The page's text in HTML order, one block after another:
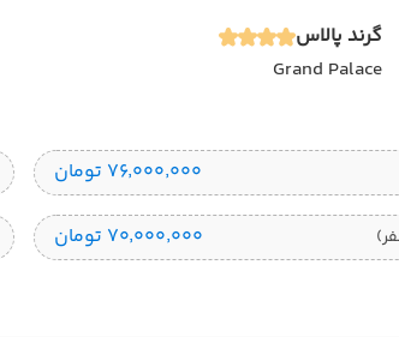
گرند پالاس
Grand Palace
۷۶٬۰۰۰٬۰۰۰ تومان
۷۰٬۰۰۰٬۰۰۰ تومان